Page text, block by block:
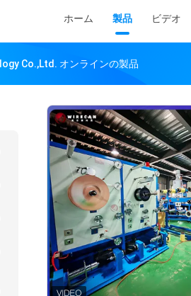
ホーム 製品 ビデオ
Co.,Ltd. オンラインの製品